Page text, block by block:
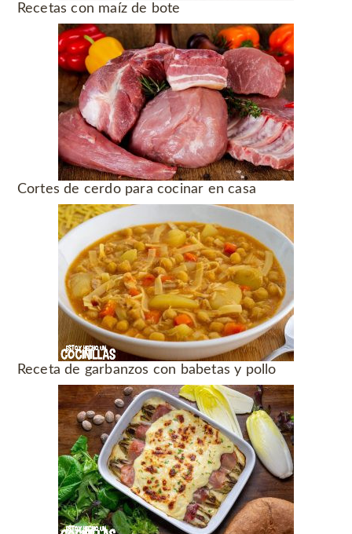
Recetas con maíz de bote
Cortes de cerdo para cocinar en casa
Receta de garbanzos con babetas y pollo